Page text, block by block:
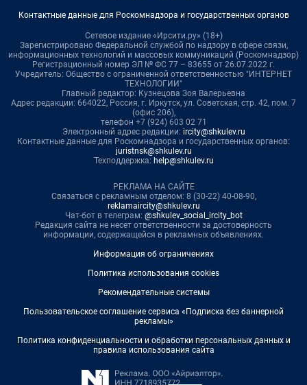
Контактные данные для Роскомнадзора и государственных органов
Сетевое издание «Ирсити.ру» (18+)
Зарегистрировано Федеральной службой по надзору в сфере связи,
информационных технологий и массовых коммуникаций (Роскомнадзор)
Регистрационный номер ЭЛ № ФС 77 – 83655 от 26.07.2022 г.
Учредитель: Общество с ограниченной ответственностью "ИНТЕРНЕТ
ТЕХНОЛОГИИ"
Главный редактор: Кузнецова Зоя Валерьевна
Адрес редакции: 664022, Россия, г. Иркутск, ул. Советская, стр. 42, пом. 7
(офис 206),
телефон +7 (924) 603 02 71
Электронный адрес редакции: ircity@shkulev.ru
Контактные данные для Роскомнадзора и государственных органов:
juristnsk@shkulev.ru
Техподдержка: help@shkulev.ru
РЕКЛАМА НА САЙТЕ
Связаться с рекламным отделом: 8 (30-22) 40-08-90,
reklamaircity@shkulev.ru
Чат-бот в телеграм: @shkulev_social_ircity_bot
Редакция сайта не несет ответственности за достоверность
информации, содержащейся в рекламных объявлениях.
Информация об ограничениях
Политика использования cookies
Рекомендательные системы
Пользовательское соглашение сервиса «Подписка без баннерной
рекламы»
Политика конфиденциальности и обработки персональных данных и
правила использования сайта